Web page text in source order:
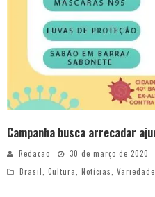
Campanha busca arrecadar
Redacao
30 de março de 2020
Brasil
Cultura Notícias